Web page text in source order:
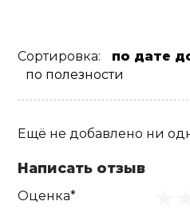
Сортировка:
по дате
по полезности
Ещё не добавлено ни
Написать отзыв
Оценка*